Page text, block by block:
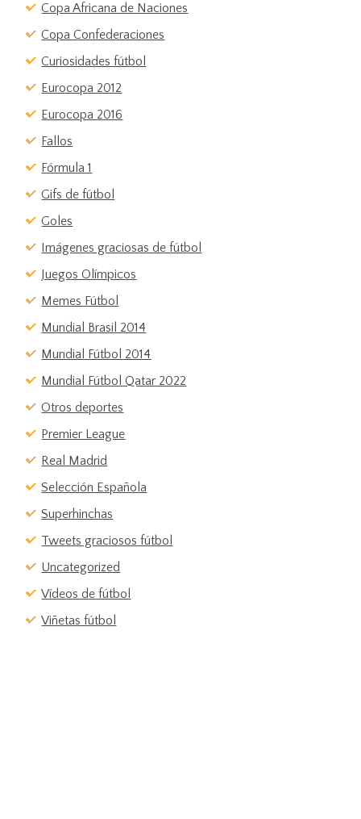
Copa Africana de Naciones
Copa Confederaciones
Curiosidades fútbol
Eurocopa 2012
Eurocopa 2016
Fallos
Fórmula 1
Gifs de fútbol
Goles
Imágenes graciosas de fútbol
Juegos Olímpicos
Memes Fútbol
Mundial Brasil 2014
Mundial Fútbol 2014
Mundial Fútbol Qatar 2022
Otros deportes
Premier League
Real Madrid
Selección Española
Superhinchas
Tweets graciosos fútbol
Uncategorized
Vídeos de fútbol
Viñetas fútbol